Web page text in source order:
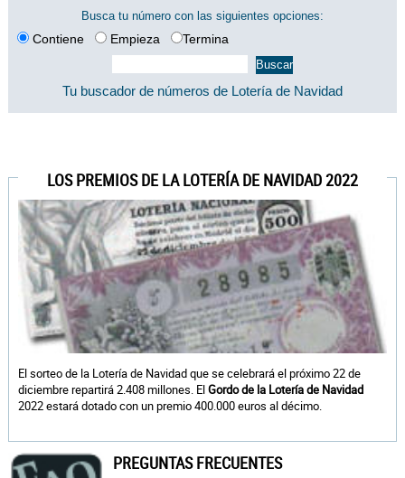
Busca tu número con las siguientes opciones:
Contiene Empieza Termina
Tu buscador de números de Lotería de Navidad
LOS PREMIOS DE LA LOTERÍA DE NAVIDAD 2022
El sorteo de la Lotería de Navidad que se celebrará el próximo 22 de
diciembre repartirá 2.408 millones. ElGordo de la Lotería de Navidad
2022 estará dotado con un premio 400.000 euros al décimo.
PREGUNTAS FRECUENTES